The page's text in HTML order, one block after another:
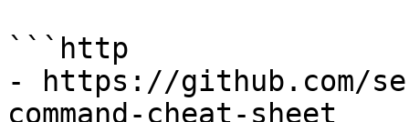
```http
- https://github.com/
command-cheat-sheet